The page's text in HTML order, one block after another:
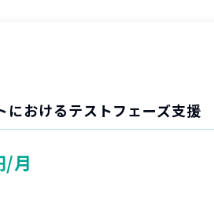
におけるテストフェーズ支援
/月